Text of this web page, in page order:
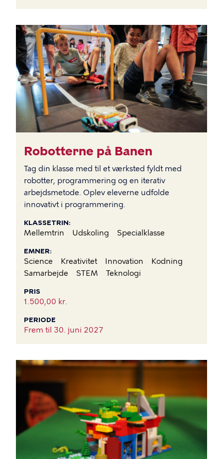
BILLEDE
Robotterne på Banen
Tag din klasse med til et værksted fyldt med
robotter, programmering og en iterativ
arbejdsmetode. Oplev eleverne udfolde
innovativt i programmering.
KLASSETRIN
Mellemtrin Udskoling Specialklasse
EMNER
Science Kreativitet Innovation
Kodning
Samarbejde
STEM Teknologi
PRIS
1.500,00 kr.
PERIODE
Frem til 30. juni 2027
BILLEDE